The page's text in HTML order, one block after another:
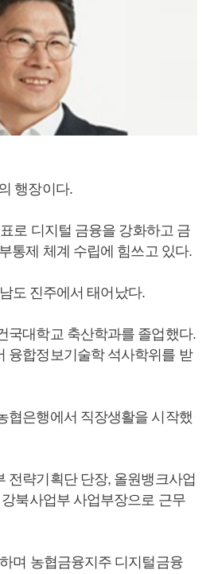
행장이다.
표로 디지털 금융을 강화하고 금
통제 체계 수립에 힘쓰고 있다.
도 진주에서 태어났다.
국대학교 축산학과를 졸업했다.
융합정보기술학 석사학위를 받
협은행에서 직장생활을 시작했
전략기획단 단장, 올원뱅크사업
북사업부 사업부장으로 근무
며 농협금융지주 디지털금융